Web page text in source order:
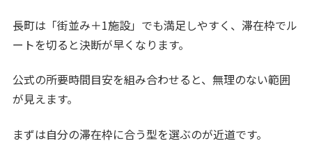
長町は「街並み＋1施設」でも満足しやすく、滞在枠でル
ートを切ると決断が早くなります。
公式の所要時間目安を組み合わせると、無理のない範囲
が見えます。
まずは自分の滞在枠に合う型を選ぶのが近道です。